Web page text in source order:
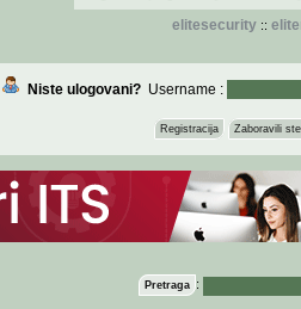
elitesecurity::
Niste ulogovani?Username :
Registracija Zaboravili
Pretraga :